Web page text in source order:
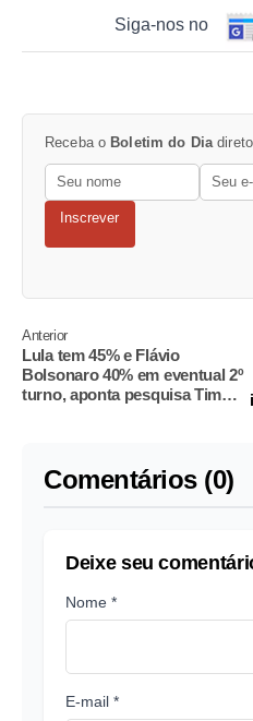
Siga-nos no
Receba o Boletim do Diadireto
Inscrever
Anterior
Lula tem 45% e Flávio
Bolsonaro 40% em eventual 2º
turno, aponta pesquisa Times
Comentários (0)
Deixe seu
Nome *
E-mail *